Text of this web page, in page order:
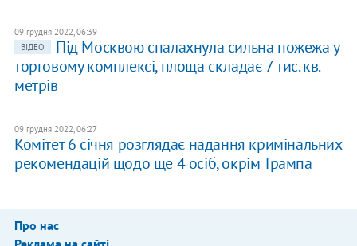
09 грудня 2022, 06:39
ВІДЕО
Під Москвою спалахнула сильна пожежа у
торговому комплексі, площа складає 7 тис. кв.
метрів
09 грудня 2022, 06:27
Комітет 6 січня розглядає надання кримінальних
рекомендацій щодо ще 4 осіб, окрім Трампа
Про нас